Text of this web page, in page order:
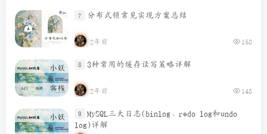
7 分布式锁常见实现方案总结
2年前 158
8 3种常用的缓存读写策略详解
2年前 148
9
MySQL三大日志(binlog、redo log和undo
log)详解